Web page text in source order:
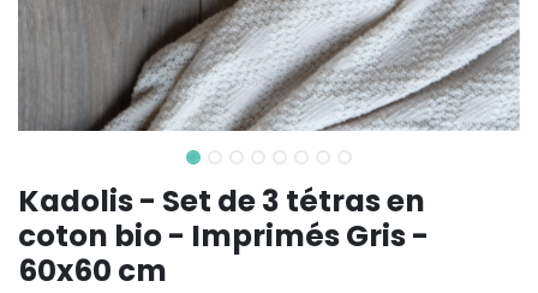
Kadolis - Set de 3 tétras en
coton bio - Imprimés Gris -
60x60 cm